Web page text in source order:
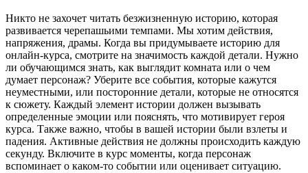
Никто не захочет читать безжизненную историю, которая
развивается черепашьими темпами. Мы хотим действия,
напряжения, драмы. Когда вы придумываете историю для
онлайн-курса, смотрите на значимость каждой детали. Нужно
ли обучающимся знать, как выглядит комната или о чем
думает персонаж? Уберите все события, которые кажутся
неуместными, или посторонние детали, которые не относятся
к сюжету. Каждый элемент истории должен вызывать
определенные эмоции или пояснять, что мотивирует героя
курса. Также важно, чтобы в вашей истории были взлеты и
падения. Активные действия не должны происходить каждую
секунду. Включите в курс моменты, когда персонаж
вспоминает о каком-то событии или оценивает ситуацию.